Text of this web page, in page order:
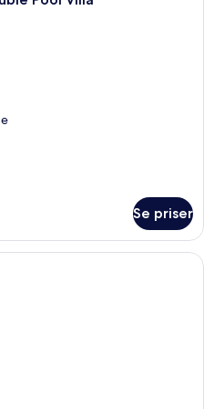
Se priser
Et rummeligt soveværelse med en